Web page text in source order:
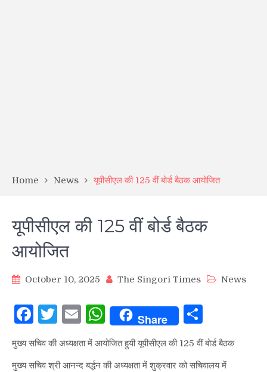
Home News यूपीसीएल की 125 वीं बोर्ड बैठक आयोजित
यूपीसीएल की 125 वीं बोर्ड बैठक
आयोजित
October 10, 2025 The Singori Times News
Facebook
Twitter
EmailWhatsApp
Share
मुख्य सचिव की अध्यक्षता में आयोजित हुयी यूपीसीएल की 125 वीं बोर्ड बैठक
मुख्य सचिव श्री आनन्द बर्द्धन की अध्यक्षता में शुक्रवार को सचिवालय में